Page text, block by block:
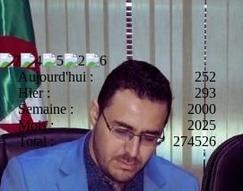
Aujourd'hui :
252
Hier :
293
Semaine :
2000
Mois :
2025
Total :
274526